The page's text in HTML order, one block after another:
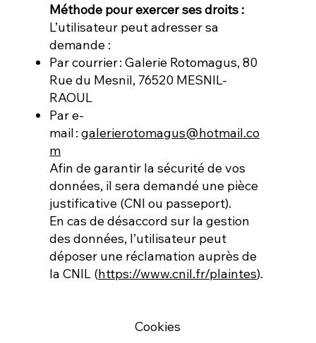
Méthode pour exercer ses droits :
L’utilisateur peut adresser sa
demande :
Par courrier : Galerie Rotomagus, 80
Rue du Mesnil, 76520 MESNIL-
RAOUL
Par e-
mail :galerierotomagus@hotmail.co
m
Afin de garantir la sécurité de vos
données, il sera demandé une pièce
justificative (CNI ou passeport).
En cas de désaccord sur la gestion
des données, l’utilisateur peut
déposer une réclamation auprès de
la CNIL (https://www.cnil.fr/plaintes).
Cookies